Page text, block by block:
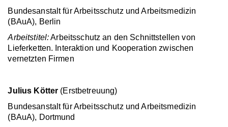
Bundesanstalt für Arbeitsschutz und Arbeitsmedizin
(BAuA), Berlin
Arbeitstitel:Arbeitsschutz an den Schnittstellen von
Lieferketten. Interaktion und Kooperation zwischen
vernetzten Firmen
Julius Kötter (Erstbetreuung)
Bundesanstalt für Arbeitsschutz und Arbeitsmedizin
(BAuA), Dortmund